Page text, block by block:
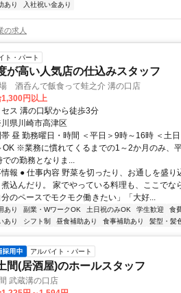
あり
入社祝い金あり
の求人
ト・パート
が高い人気店の仕込みスタッフ
酒呑んで飯食って蛙之介 溝の口店
1,300円以上
セス 溝の口駅から徒歩3分
県川崎市高津区
昼 勤務曜日・時間 ＜平日＞9時～16時 ＜土
OK ※業務に慣れてくるまでの1～2か月のみ、
での勤務となりま...
報 ● 仕事内容 野菜を切ったり、お通しを盛り
煮込んだり。 家でやっている料理も、ここでな
分のペースでモクモク働きたい」「大好...
あり 副業・WワークOK 土日祝のみOK 学生歓迎 食
あり
シフト制 昼食補助あり 食事補助あり 髪型・髪
アルバイト・パート
間(居酒屋)のホールスタッフ
武蔵溝の口店